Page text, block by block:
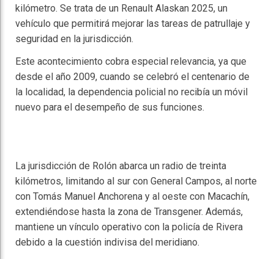
kilómetro. Se trata de un Renault Alaskan 2025, un
vehículo que permitirá mejorar las tareas de patrullaje y
seguridad en la jurisdicción.
Este acontecimiento cobra especial relevancia, ya que
desde el año 2009, cuando se celebró el centenario de
la localidad, la dependencia policial no recibía un móvil
nuevo para el desempeño de sus funciones.
La jurisdicción de Rolón abarca un radio de treinta
kilómetros, limitando al sur con General Campos, al norte
con Tomás Manuel Anchorena y al oeste con Macachín,
extendiéndose hasta la zona de Transgener. Además,
mantiene un vínculo operativo con la policía de Rivera
debido a la cuestión indivisa del meridiano.